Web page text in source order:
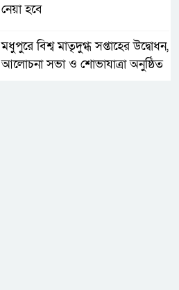
নেয়া হবে
মধুপুরে বিশ্ব মাতৃদুগ্ধ সপ্তাহের উদ্বোধন,
আলোচনা সভা ও শোভাযাত্রা অনুষ্ঠিত